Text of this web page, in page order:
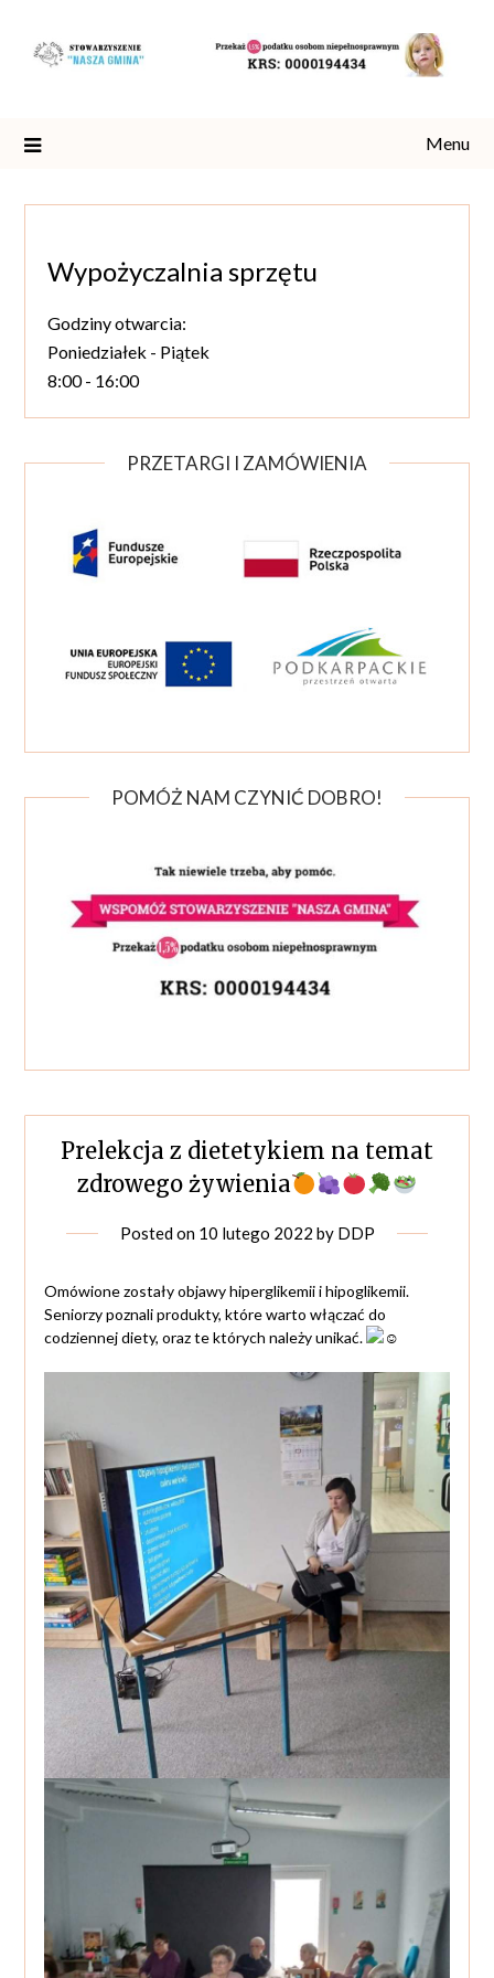
content
Menu
Wypożyczalnia sprzętu
Godziny otwarcia:
Poniedziałek - Piątek
8:00 - 16:00
PRZETARGI I ZAMÓWIENIA
POMÓŻ NAM CZYNIĆ DOBRO!
Prelekcja z dietetykiem na temat
zdrowego żywienia
Posted on 10 lutego 2022 by DDP
Omówione zostały objawy hiperglikemii i hipoglikemii.
Seniorzy poznali produkty, które warto włączać do
codziennej diety, oraz te których należy unikać.